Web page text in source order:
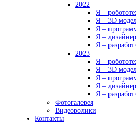
2022
Я –
Я – 3D
Я –
Я – дизайнер
Я –
2023
Я –
Я – 3D
Я –
Я – дизайнер
Я –
Фотогалерея
Видеоролики
Контакты